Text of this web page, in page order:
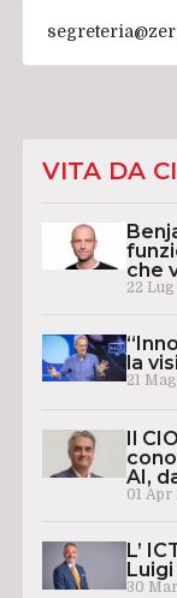
VITA DA
che
22
la
21
Il
AI,
01 Apr
L’
30